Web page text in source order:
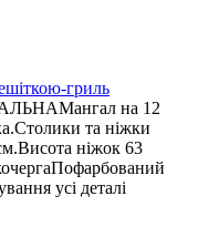
гриль
на 12
та ніжки
ніжок 63
усі деталі